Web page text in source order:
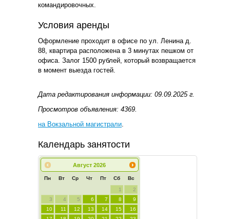
командировочных.
Условия аренды
Оформление проходит в офисе по ул. Ленина д.
88, квартира расположена в 3 минутах пешком от
офиса. Залог 1500 рублей, который возвращается
в момент выезда гостей.
Дата редактирования информации: 09.09.2025 г.
Просмотров объявления: 4369.
на Вокзальной магистрали.
Календарь занятости
Август 2026
Пн Вт Ср Чт Пт Сб Вс
1
2
3
4 5 6 7 8
9
10
11 12 13 14 15
16